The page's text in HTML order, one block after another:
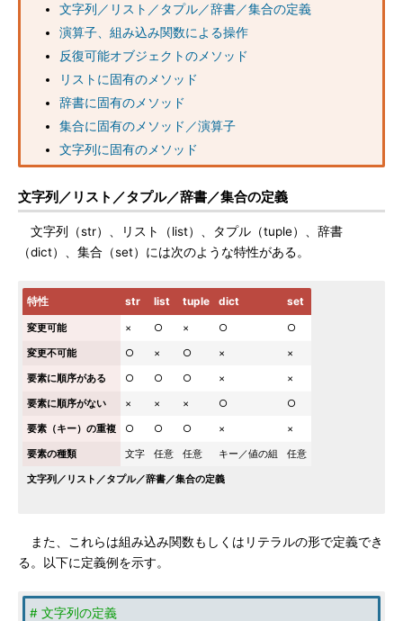
文字列／リスト／タプル／辞書／集合の定義
演算子、組み込み関数による操作
反復可能オブジェクトのメソッド
リストに固有のメソッド
辞書に固有のメソッド
集合に固有のメソッド／演算子
文字列に固有のメソッド
文字列／リスト／タプル／辞書／集合の定義
文字列（str）、リスト（list）、タプル（tuple）、辞書
（dict）、集合（set）には次のような特性がある。
特性 str list tuple dict set
変更可能 × ○ × ○
○
変更不可能
○ × ○ ×
×
要素に順序がある
○ ○ ○ ×
×
要素に順序がない
× × × ○
○
要素（キー）の重複
○ ○ ○ ×
×
要素の種類
文字 任意 任意 キー／値の組
任意
文字列／リスト／タプル／辞書／集合の定義
また、これらは組み込み関数もしくはリテラルの形で定義でき
る。以下に定義例を示す。
# 文字列の定義